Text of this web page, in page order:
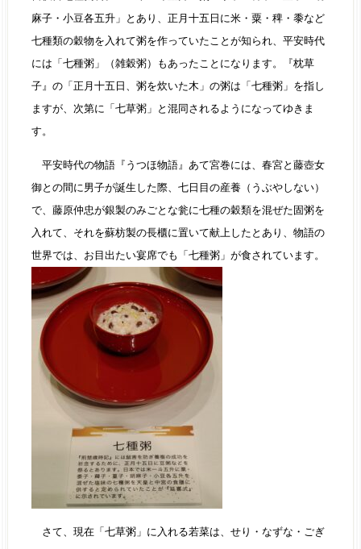
麻子・小豆各五升」とあり、正月十五日に米・粟・稗・黍など
七種類の穀物を入れて粥を作っていたことが知られ、平安時代
には「七種粥」（雑穀粥）もあったことになります。『枕草
子』の「正月十五日、粥を炊いた木」の粥は「七種粥」を指し
ますが、次第に「七草粥」と混同されるようになってゆきま
す。
平安時代の物語『うつほ物語』あて宮巻には、春宮と藤壺女
御との間に男子が誕生した際、七日目の産養（うぶやしない）
で、藤原仲忠が銀製のみごとな瓮に七種の穀類を混ぜた固粥を
入れて、それを蘇枋製の長櫃に置いて献上したとあり、物語の
世界では、お目出たい宴席でも「七種粥」が食されています。
さて、現在「七草粥」に入れる若菜は、せり・なずな・ごぎ